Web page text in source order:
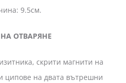
9.5см.
ОТВАРЯНЕ
скрити магнити на
ципове на двата вътрешни